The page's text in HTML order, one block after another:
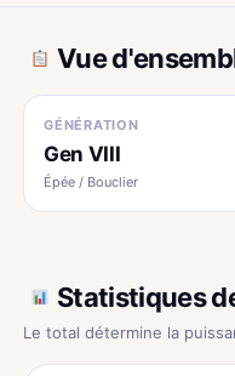
Vue
GÉNÉRATION
Gen VIII
Épée / Bouclier
Statistiques
Le total détermine la